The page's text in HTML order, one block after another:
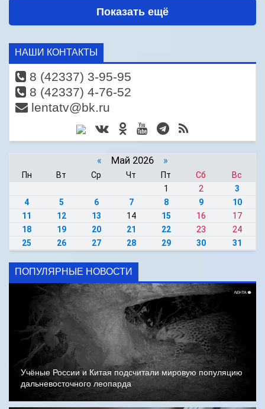
Показать ещё
НАШИ КОНТАКТЫ
8 (42337) 3-95-95
8 (42337) 4-76-52
lentatv@bk.ru
« Май 2026 »
Пн Вт Ср Чт Пт Сб
Вс
1
2
3
4
5 6 7 8 9
10
11
12 13 14 15 16
17
18
19 20 21 22 23
24
25
26 27 28 29 30 31
ПОПУЛЯРНЫЕ НОВОСТИ
Учёные России и Китая подсчитали мировую популяцию
дальневосточного леопарда